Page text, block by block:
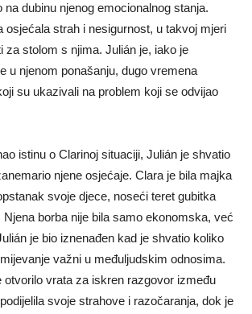
na dubinu njenog emocionalnog stanja.
osjećala strah i nesigurnost, u takvoj mjeri
za stolom s njima. Julián je, iako je
u njenom ponašanju, dugo vremena
su ukazivali na problem koji se odvijao
istinu o Clarinoj situaciji, Julián je shvatio
njene osjećaje. Clara je bila majka
svoje djece, noseći teret gubitka
Njena borba nije bila samo ekonomska, već
je bio iznenađen kad je shvatio koliko
važni u međuljudskim odnosima.
otvorilo vrata za iskren razgovor između
svoje strahove i razočaranja, dok je